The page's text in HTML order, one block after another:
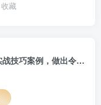
收藏
（10719期）Keynote 演示-设计指南，实战技巧案例，做出令人耳目一新的演示作品-74节